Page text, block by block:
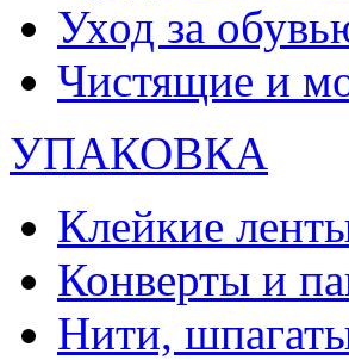
Уход за
Чистящие и
УПАКОВКА
Клейкие
Конверты и
Нити,